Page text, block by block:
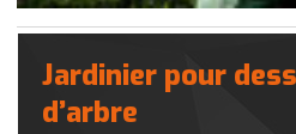
Jardinier pour
d’arbre